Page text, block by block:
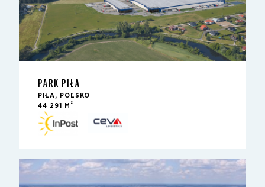
PARK PIŁA
PIŁA, POĽSKO
44 291 M
2